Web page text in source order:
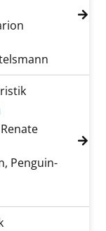
über der
Penguin-